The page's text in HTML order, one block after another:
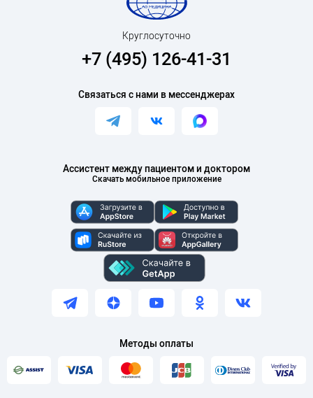
Ассистент между пациентом и доктором
Скачать мобильное приложение
Круглосуточно
+7 (495) 126-41-31
Связаться с нами в мессенджерах
Методы оплаты